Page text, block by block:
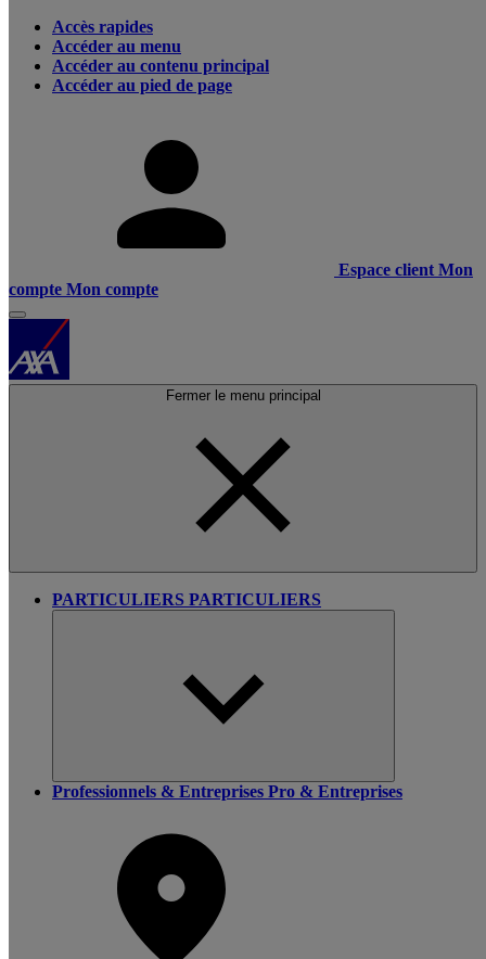
Accès rapides
Accéder au menu
Accéder au contenu principal
Accéder au pied de page
Espace client Mon
compte Mon compte
Fermer le menu principal
PARTICULIERS PARTICULIERS
Professionnels & Entreprises Pro & Entreprises